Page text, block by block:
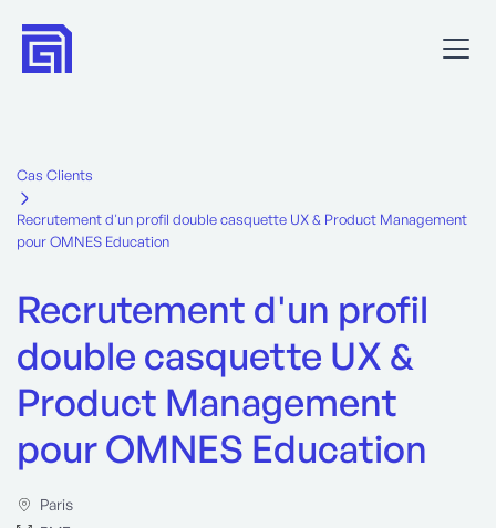
Cas Clients
Recrutement d'un profil double casquette UX & Product Management
pour OMNES Education
Recrutement d'un profil
double casquette UX &
Product Management
pour OMNES Education
Paris